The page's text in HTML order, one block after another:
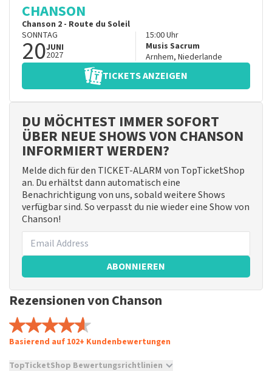
CHANSON
Chanson 2 - Route du Soleil
SONNTAG
20JUNI
2027
15:00Uhr
Musis Sacrum
Arnhem, Niederlande
TICKETS ANZEIGEN
DU MÖCHTEST IMMER SOFORT
ÜBER NEUE SHOWS VON CHANSON
INFORMIERT WERDEN?
Melde dich für den TICKET-ALARM von TopTicketShop
an. Du erhältst dann automatisch eine
Benachrichtigung von uns, sobald weitere Shows
verfügbar sind. So verpasst du nie wieder eine Show von
Chanson!
ABONNIEREN
Rezensionen von Chanson
Basierend auf 102+ Kundenbewertungen
TopTicketShop Bewertungsrichtlinien